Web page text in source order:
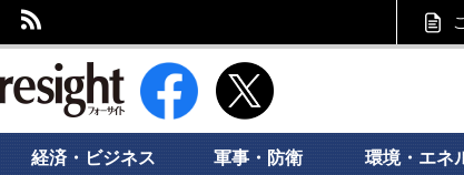
新潮社 Foresight フォーサイト
経済・ビジネス 軍事・防衛 環境・エネ